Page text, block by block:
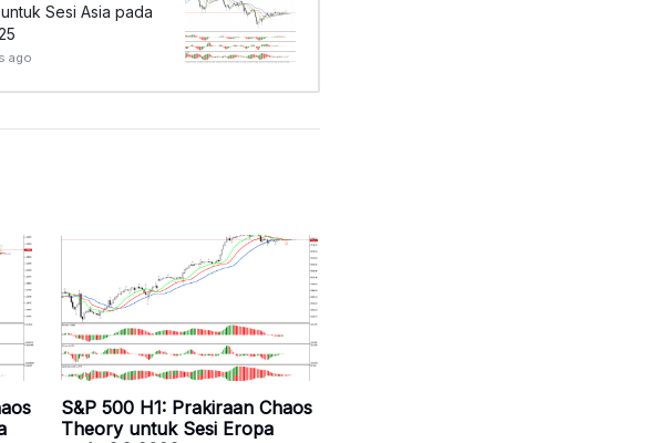
Sesi Asia pada
ago
S&P 500 H1: Prakiraan Chaos
Theory untuk Sesi Eropa